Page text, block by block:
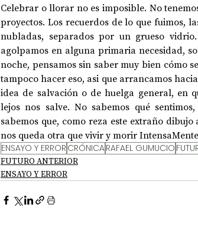
Celebrar o llorar no es imposible. No
proyectos. Los recuerdos de lo que fuimos,
nubladas, separados por un grueso
agolpamos en alguna primaria necesidad,
noche, pensamos sin saber muy bien cómo
tampoco hacer eso, asi que arrancamos
idea de salvación o de huelga general, en
lejos nos salve. No sabemos qué
sabemos que, como reza este extraño
nos queda otra que vivir y morir
ENSAYO Y ERROR CRÓNICARAFAEL GUMUCIO
FUTURO ANTERIOR
ENSAYO Y ERROR